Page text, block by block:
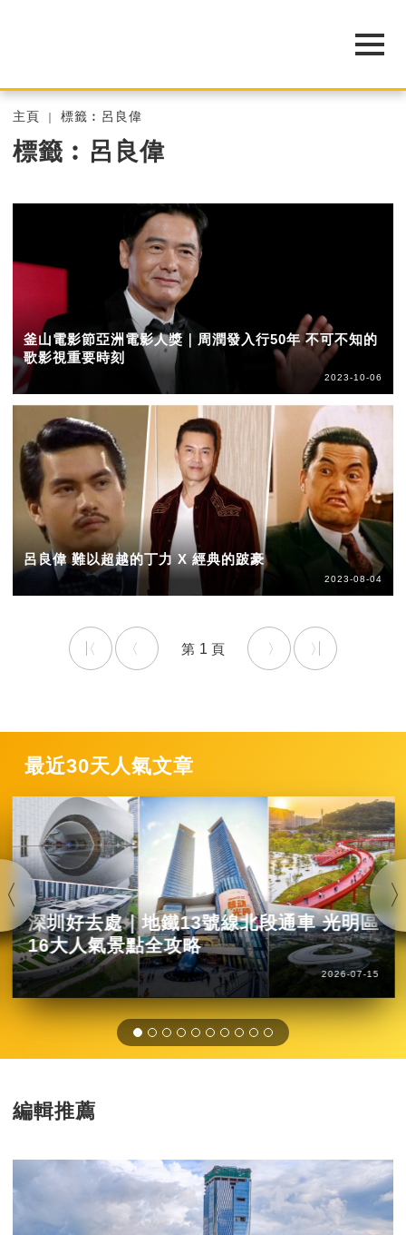
主頁 標籤︰呂良偉
標籤︰呂良偉
釜山電影節亞洲電影人獎｜周潤發入行50年 不可不知的
歌影視重要時刻
2023-10-06
呂良偉 難以超越的丁力 X 經典的跛豪
2023-08-04
1
最近30天人氣文章
深圳好去處｜地鐵13號線北段通車 光明區
16大人氣景點全攻略
2026-07-15
編輯推薦